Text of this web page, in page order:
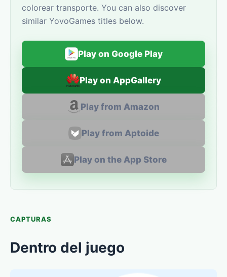
colorear transporte. You can also discover
similar YovoGames titles below.
Play on Google Play
Play on AppGallery
Play from Amazon
Play from Aptoide
Play on the App Store
CAPTURAS
Dentro del juego